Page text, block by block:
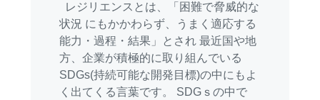
レジリエンスとは、「困難で脅威的な
状況 にもかかわらず、うまく適応する
能力・過程・結果」とされ 最近国や地
方、企業が積極的に取り組んでいる
SDGs(持続可能な開発目標)の中にもよ
く出てくる言葉です。 SDGｓの中で